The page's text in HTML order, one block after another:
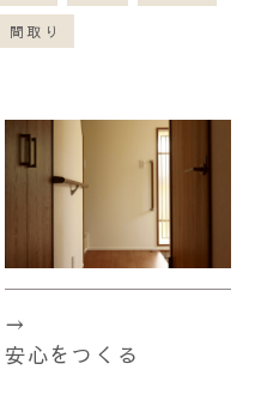
間取り
安心をつくる